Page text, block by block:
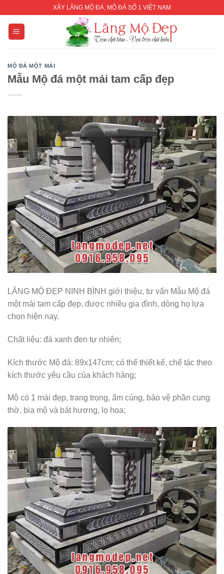
content
XÂY LĂNG MỘ ĐÁ, MỘ ĐÁ SỐ 1 VIỆT NAM
MỘ ĐÁ MỘT MÁI
Mẫu Mộ đá một mái tam cấp đẹp
LĂNG MỘ ĐẸP NINH BÌNH giới thiệu, tư vấn Mẫu Mộ đá
một mái tam cấp đẹp, được nhiều gia đình, dòng họ lựa
chọn hiện nay.
Chất liệu: đá xanh đen tự nhiên;
Kích thước Mộ đá: 89x147cm; có thể thiết kế, chế tác theo
kích thước yêu cầu của khách hàng;
Mộ có 1 mái đẹp, trang trọng, ấm cúng, bảo vệ phần cung
thờ, bia mộ và bát hương, lọ hoa;